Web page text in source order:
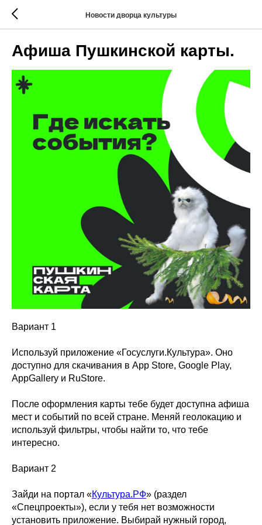
Новости дворца культуры
Афиша Пушкинской карты.
Вариант 1
Используй приложение «Госуслуги.Культура». Оно
доступно для скачивания в App Store, Google Play,
AppGallery и RuStore.
После оформления карты тебе будет доступна афиша
мест и событий по всей стране. Меняй геолокацию и
используй фильтры, чтобы найти то, что тебе
интересно.
Вариант 2
Зайди на портал «Культура.РФ» (раздел
«Спецпроекты»), если у тебя нет возможности
установить приложение. Выбирай нужный город,